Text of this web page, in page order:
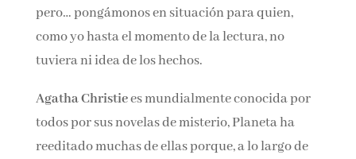
digamos más si encima esa base real tiene un
halo de misteriopero… pongámonos en
situación para quien, como yo hasta el
hechos.
Agatha Christiees mundialmente conocida por